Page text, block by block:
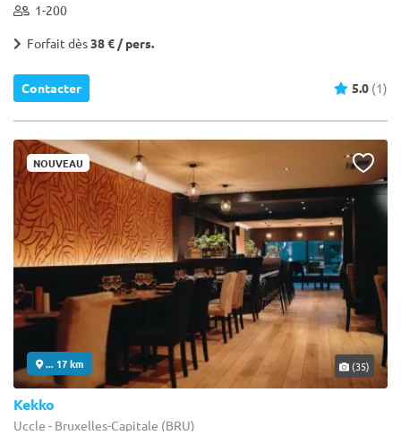
1-200
Forfait dès38 € / pers.
Contacter 5.0 (1)
NOUVEAU
... 17 km (35)
Kekko
Uccle - Bruxelles-Capitale (BRU)